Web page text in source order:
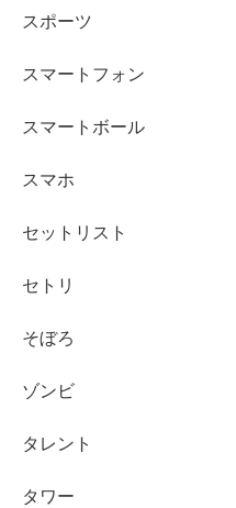
スポーツ
スマートフォン
スマートボール
スマホ
セットリスト
セトリ
そぼろ
ゾンビ
タレント
タワー